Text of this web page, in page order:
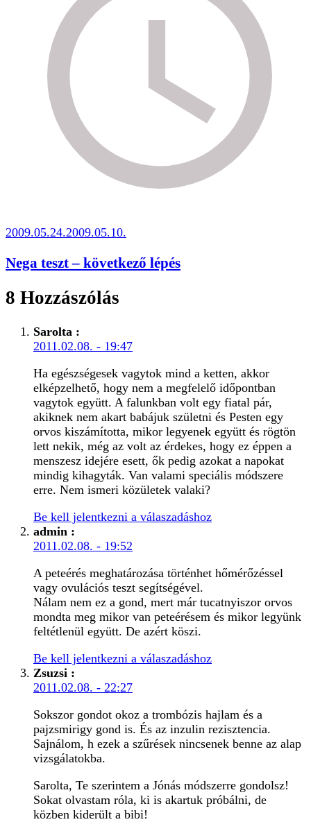
2009.05.24.2009.05.10.
Nega teszt – következő lépés
8 Hozzászólás
Sarolta :
2011.02.08. - 19:47
Ha egészségesek vagytok mind a ketten, akkor
elképzelhető, hogy nem a megfelelő időpontban
vagytok együtt. A falunkban volt egy fiatal pár,
akiknek nem akart babájuk születni és Pesten egy
orvos kiszámította, mikor legyenek együtt és rögtön
lett nekik, még az volt az érdekes, hogy ez éppen a
menszesz idejére esett, ők pedig azokat a napokat
mindig kihagyták. Van valami speciális módszere
erre. Nem ismeri közületek valaki?
Be kell jelentkezni a válaszadáshoz
admin :
2011.02.08. - 19:52
A peteérés meghatározása történhet hőmérőzéssel
vagy ovulációs teszt segítségével.
Nálam nem ez a gond, mert már tucatnyiszor orvos
mondta meg mikor van peteérésem és mikor legyünk
feltétlenül együtt. De azért köszi.
Be kell jelentkezni a válaszadáshoz
Zsuzsi :
2011.02.08. - 22:27
Sokszor gondot okoz a trombózis hajlam és a
pajzsmirigy gond is. És az inzulin rezisztencia.
Sajnálom, h ezek a szűrések nincsenek benne az alap
vizsgálatokba.
Sarolta, Te szerintem a Jónás módszerre gondolsz!
Sokat olvastam róla, ki is akartuk próbálni, de
közben kiderült a bibi!